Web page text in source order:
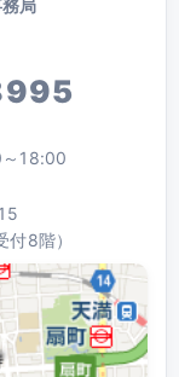
局
18:00
8階）